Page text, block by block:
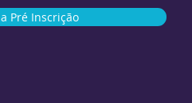
Pré Inscrição